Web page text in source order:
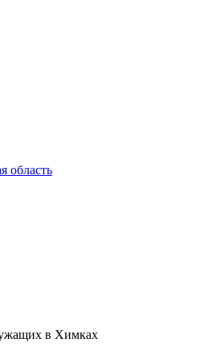
область
в Химках